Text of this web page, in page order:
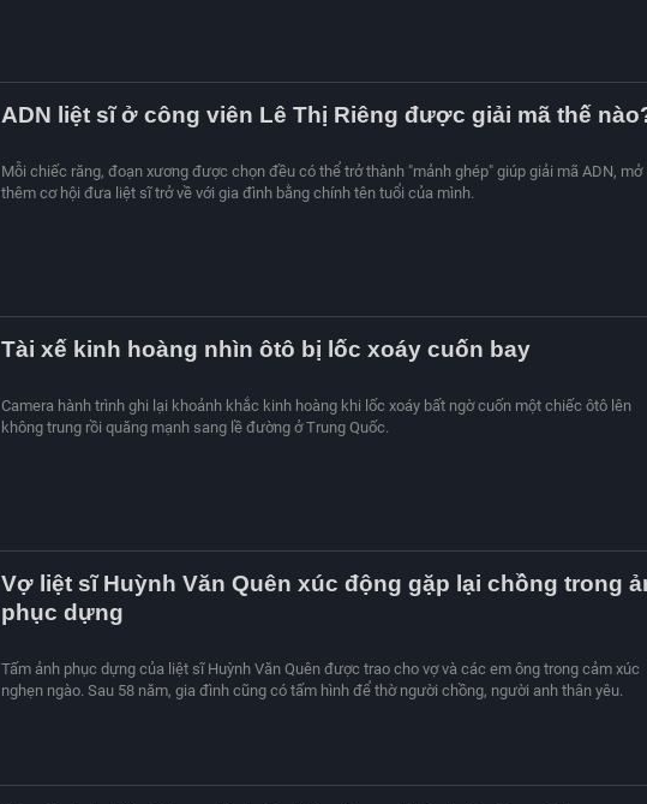
ADN liệt sĩ ở công viên Lê Thị Riêng được giải mã thế
Mỗi chiếc răng, đoạn xương được chọn đều có thể trở thành "mảnh ghép" giúp giải mã ADN, mở
thêm cơ hội đưa liệt sĩ trở về với gia đình bằng chính tên tuổi của mình.
Tài xế kinh hoàng nhìn ôtô bị lốc xoáy cuốn bay
Camera hành trình ghi lại khoảnh khắc kinh hoàng khi lốc xoáy bất ngờ cuốn một chiếc ôtô lên
không trung rồi quăng mạnh sang lề đường ở Trung Quốc.
Vợ liệt sĩ Huỳnh Văn Quên xúc động gặp lại chồng trong
phục dựng
Tấm ảnh phục dựng của liệt sĩ Huỳnh Văn Quên được trao cho vợ và các em ông trong cảm xúc
nghẹn ngào. Sau 58 năm, gia đình cũng có tấm hình để thờ người chồng, người anh thân yêu.